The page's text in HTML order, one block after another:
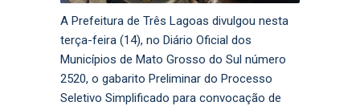
A Prefeitura de Três Lagoas divulgou nesta
terça-feira (14), no Diário Oficial dos
Municípios de Mato Grosso do Sul número
2520, o gabarito Preliminar do Processo
Seletivo Simplificado para convocação de